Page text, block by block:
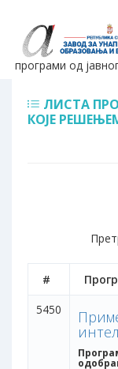
програми од
ЛИСТА
КОЈЕ
#
5450